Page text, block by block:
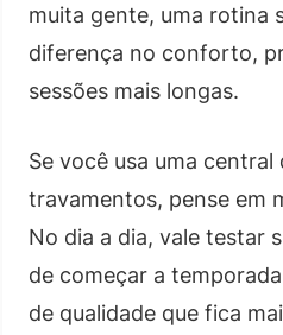
muita gente, uma rotina
diferença no conforto,
sessões mais longas.
Se você usa uma
travamentos, pense em
No dia a dia, vale testar
de começar a
de qualidade que fica